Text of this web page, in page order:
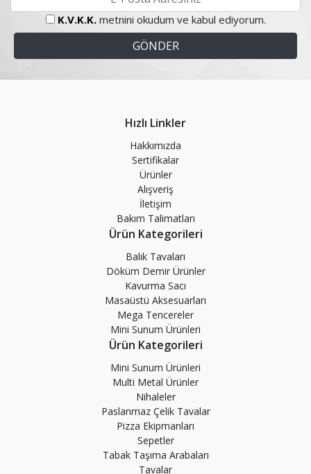
K.V.K.K.metnini okudum ve kabul ediyorum.
Hızlı Linkler
Hakkımızda
Sertifikalar
Ürünler
Alışveriş
İletişim
Bakım Talimatları
Ürün Kategorileri
Balık Tavaları
Döküm Demir Ürünler
Kavurma Sacı
Masaüstü Aksesuarları
Mega Tencereler
Mini Sunum Ürünleri
Ürün Kategorileri
Mini Sunum Ürünleri
Multi Metal Ürünler
Nihaleler
Paslanmaz Çelik Tavalar
Pizza Ekipmanları
Sepetler
Tabak Taşıma Arabaları
Tavalar